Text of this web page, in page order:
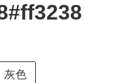
灰色